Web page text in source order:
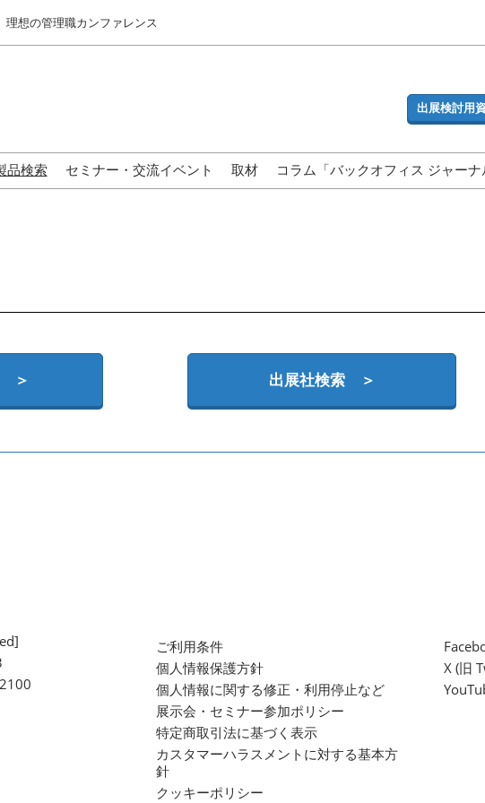
理想の管理職カンファレンス
出展検討用
品検索 セミナー・交流イベント 取材 コラム「バックオフィス ジャーナ
＞ 出展社検索 ＞
ご利用条件
個人情報保護方針
個人情報に関する修正・利用停止など
展示会・セミナー参加ポリシー
特定商取引法に基づく表示
カスタマーハラスメントに対する基本方
針
クッキーポリシー
X (旧